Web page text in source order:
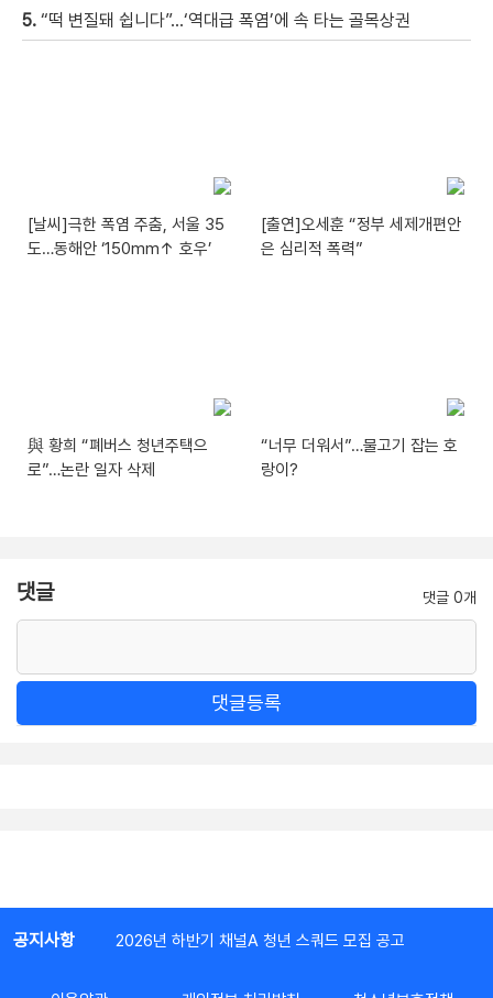
5. “떡 변질돼 쉽니다”…‘역대급 폭염’에 속 타는 골목상권
[날씨]극한 폭염 주춤, 서울 35
도…동해안 ‘150mm↑ 호우’
[출연]오세훈 “정부 세제개편안
은 심리적 폭력”
與 황희 “폐버스 청년주택으
로”…논란 일자 삭제
“너무 더워서”…물고기 잡는 호
랑이?
댓글 댓글 0개
댓글등록
공지사항 2026년 하반기 채널A 청년 스쿼드 모집 공고